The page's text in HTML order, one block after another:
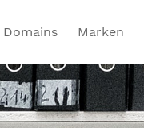
Domains Marken